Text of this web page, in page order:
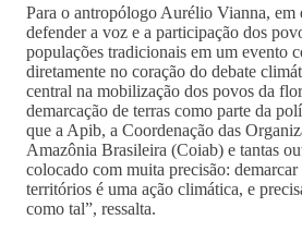
Para o antropólogo Aurélio Vianna, em
defender a voz e a participação dos
populações tradicionais em um evento
diretamente no coração do debate
central na mobilização dos povos da
demarcação de terras como parte da
que a Apib, a Coordenação das
Amazônia Brasileira (Coiab) e tantas
colocado com muita precisão: demarcar
territórios é uma ação climática, e
como tal”, ressalta.